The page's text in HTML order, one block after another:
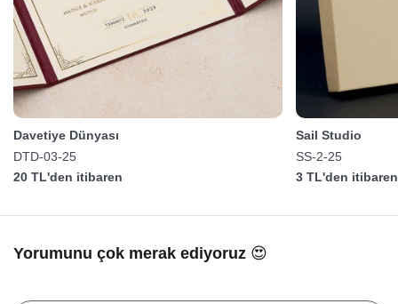
Davetiye Dünyası
DTD-03-25
20 TL'den itibaren
Sail Studio
SS-2-25
3 TL'den itibaren
Yorumunu çok merak ediyoruz 😍